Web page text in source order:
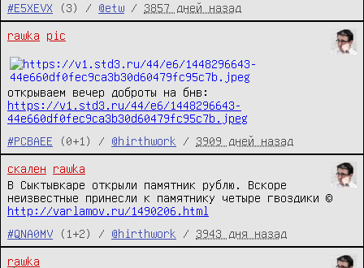
#E5XEVX
(3) / @etw / 3857 дней назад
rawka pic
открываем вечер доброты на бнв:
https://v1.std3.ru/44/e6/1448296643-
44e660df0fec9ca3b30d60479fc95c7b.jpeg
#PCBAEE
(0+1) / @hirthwork / 3909 дней назад
скален
rawka
В Сыктывкаре открыли памятник рублю. Вскоре
неизвестные принесли к памятнику четыре гвоздики ©
http://varlamov.ru/1490206.html
#QNA0MV
(1+2) / @hirthwork / 3943 дня назад
rawka